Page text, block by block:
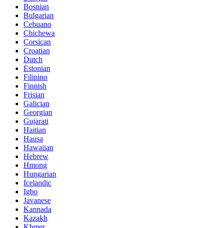
Bosnian
Bulgarian
Cebuano
Chichewa
Corsican
Croatian
Dutch
Estonian
Filipino
Finnish
Frisian
Galician
Georgian
Gujarati
Haitian
Hausa
Hawaiian
Hebrew
Hmong
Hungarian
Icelandic
Igbo
Javanese
Kannada
Kazakh